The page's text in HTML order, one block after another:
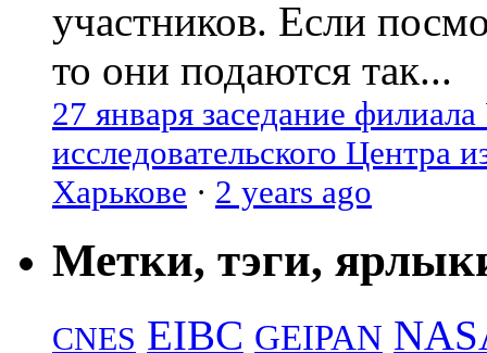
участников. Если
то они подаются так...
27 января заседание
исследовательского Центра
Харькове · 2 years ago
Метки, тэги,
CNES EIBC GEIPAN